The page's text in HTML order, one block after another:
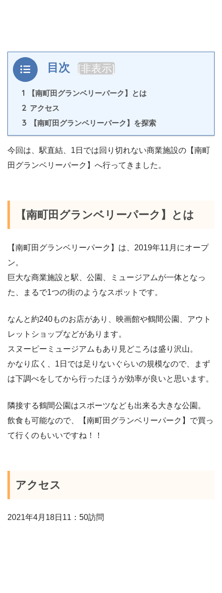
目次 [非表示]
1 【南町田グランベリーパーク】とは
2 アクセス
3 【南町田グランベリーパーク】を探索
今回は、駅直結、1日では回り切れない商業施設の【南町
田グランベリーパーク】へ行ってきました。
【南町田グランベリーパーク】とは
【南町田グランベリーパーク】は、2019年11月にオープ
ン。
巨大な商業施設と駅、公園、ミュージアムが一体となっ
た、まるで1つの街のようなスポットです。
なんと約240ものお店があり、映画館や鶴間公園、アウト
レットショップなどがあります。
スヌーピーミュージアムもあり見どころは盛り沢山。
かなり広く、1日では足りないぐらいの規模なので、まず
は下調べをしてから行ったほうが効率が良いと思います。
隣接する鶴間公園はスポーツなども出来る大きな公園。
飲食も可能なので、【南町田グランベリーパーク】で買っ
て行くのもいいですね！！
アクセス
2021年4月18日11：50訪問